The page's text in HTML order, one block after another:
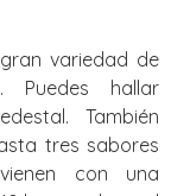
variedad de
Puedes hallar
También
tres sabores
con una